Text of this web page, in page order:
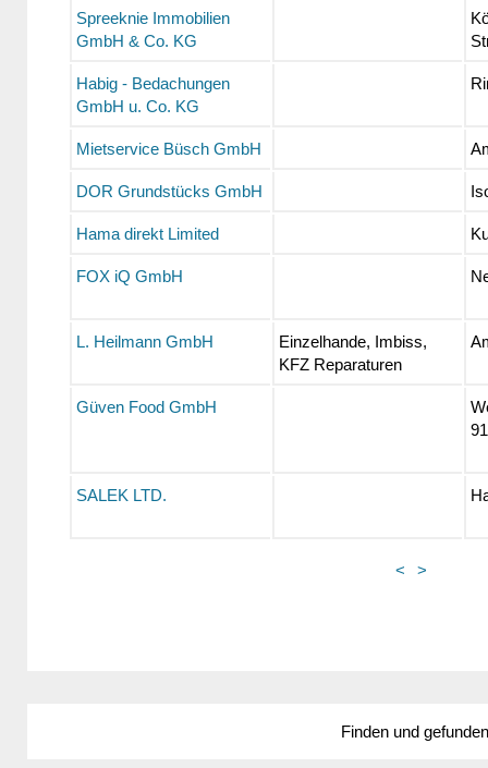
Spreeknie Immobilien
GmbH & Co. KG
Habig - Bedachungen
GmbH u. Co. KG
Mietservice Büsch GmbH
DOR Grundstücks GmbH
Hama direkt Limited
FOX iQ GmbH
L. Heilmann GmbH
Einzelhande, Imbiss,
KFZ Reparaturen
Güven Food GmbH
SALEK LTD.
< >
Finden und